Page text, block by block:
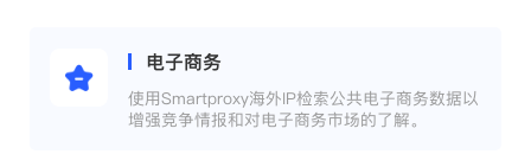
电子商务
使用Smartproxy海外IP检索公共电子商务数据以
增强竞争情报和对电子商务市场的了解。